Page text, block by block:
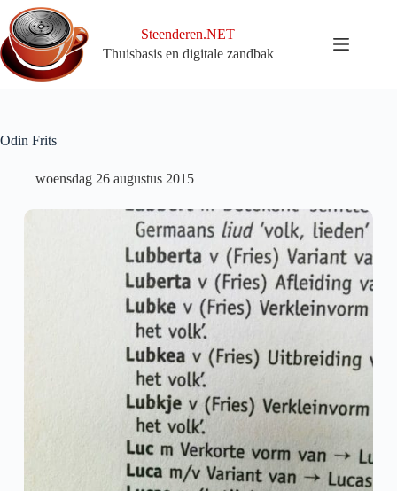
naar
de
inhoud
Steenderen.NET
Thuisbasis en digitale zandbak
Odin Frits
woensdag 26 augustus 2015